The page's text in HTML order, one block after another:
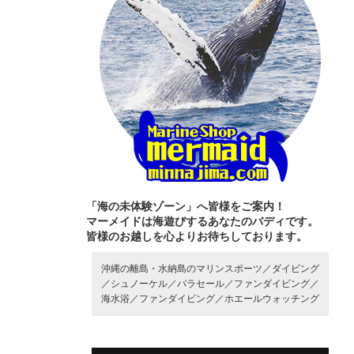
「海の未体験ゾーン」へ皆様をご案内！
マーメイドは海遊びするあなたのバディです。
皆様のお越しを心よりお待ちしております。
沖縄の離島・水納島のマリンスポーツ／ ダイビング
／ シュノーケル／ パラセール／ ファンダイビング／
海水浴／ ファンダイビング／ ホエールウォッチング